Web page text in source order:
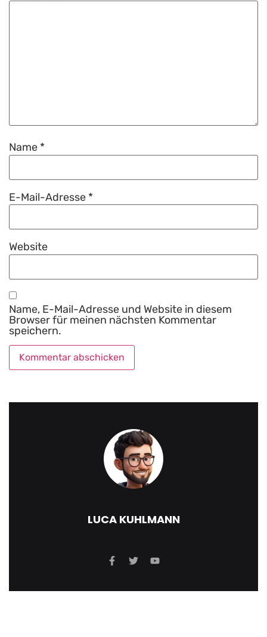
Name *
E-Mail-Adresse *
Website
Name, E-Mail-Adresse und Website in diesem
Browser für meinen nächsten Kommentar
speichern.
LUCA KUHLMANN